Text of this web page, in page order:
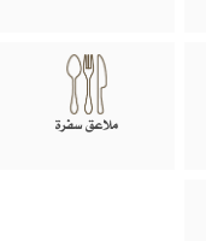
ملاعق سفرة